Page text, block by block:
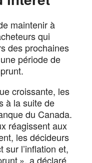
maintenir à
qui
des prochaines
période de
croissante, les
à la suite de
du Canada.
réagissent aux
les décideurs
l’inflation et,
», a déclaré